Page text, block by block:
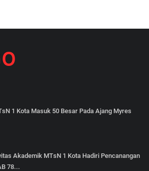
1 Kota Masuk 50 Besar Pada Ajang Myres
Akademik MTsN 1 Kota Hadiri Pencanangan
78...